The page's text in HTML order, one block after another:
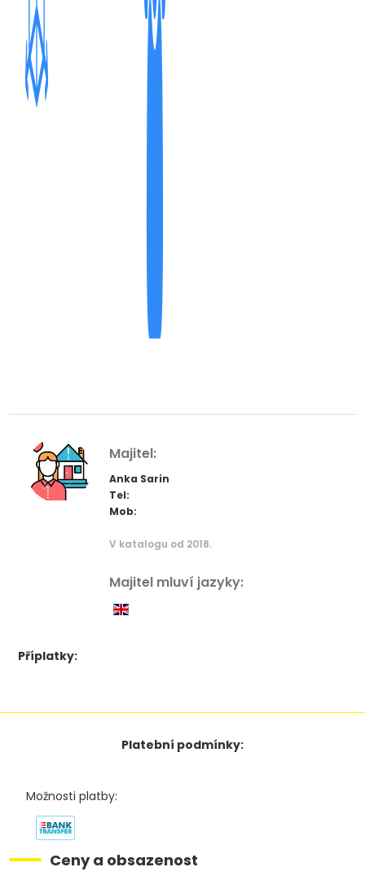
Majitel:
Anka Sarin
Tel:
Mob:
V katalogu od 2018.
Majitel mluví jazyky:
Příplatky:
Platební podmínky:
Možnosti platby:
Ceny a obsazenost